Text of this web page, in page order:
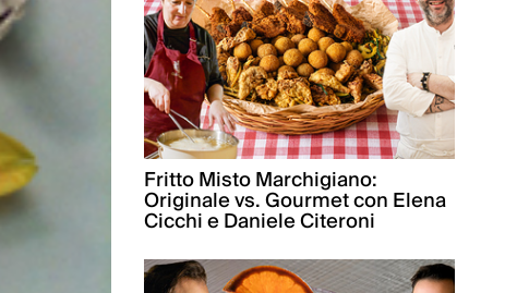
Fritto Misto Marchigiano:
Originale vs. Gourmet con Elena
Cicchi e Daniele Citeroni